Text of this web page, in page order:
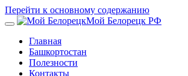
Перейти к основному содержанию
Мой Белорецк РФ
Главная
Башкортостан
Полезности
Контакты